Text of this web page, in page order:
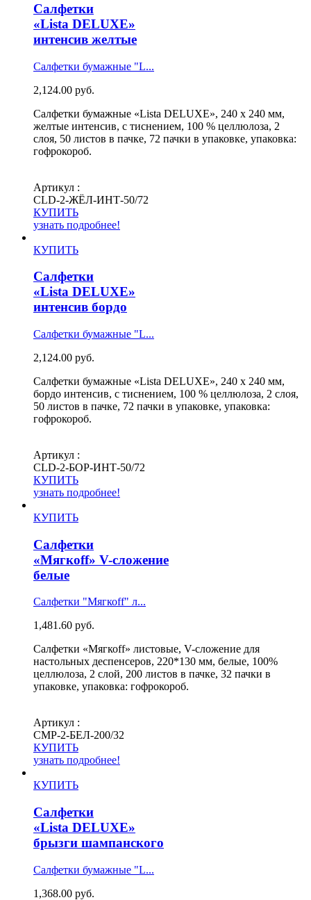
Салфетки
«Lista DELUXE»
интенсив желтые
Салфетки бумажные "L...
2,124.00 руб.
Салфетки бумажные «Lista DELUXE», 240 х 240 мм,
желтые интенсив, с тиснением, 100 % целлюлоза, 2
слоя, 50 листов в пачке, 72 пачки в упаковке, упаковка:
гофрокороб.
Артикул :
СLD-2-ЖЁЛ-ИНТ-50/72
КУПИТЬ
узнать подробнее!
КУПИТЬ
Салфетки
«Lista DELUXE»
интенсив бордо
Салфетки бумажные "L...
2,124.00 руб.
Салфетки бумажные «Lista DELUXE», 240 х 240 мм,
бордо интенсив, с тиснением, 100 % целлюлоза, 2 слоя,
50 листов в пачке, 72 пачки в упаковке, упаковка:
гофрокороб.
Артикул :
СLD-2-БОР-ИНТ-50/72
КУПИТЬ
узнать подробнее!
КУПИТЬ
Салфетки
«Мягкоff» V-сложение
белые
Салфетки "Мягкоff" л...
1,481.60 руб.
Салфетки «Мягкоff» листовые, V-сложение для
настольных деспенсеров, 220*130 мм, белые, 100%
целлюлоза, 2 слой, 200 листов в пачке, 32 пачки в
упаковке, упаковка: гофрокороб.
Артикул :
СМР-2-БЕЛ-200/32
КУПИТЬ
узнать подробнее!
КУПИТЬ
Салфетки
«Lista DELUXE»
брызги шампанского
Салфетки бумажные "L...
1,368.00 руб.